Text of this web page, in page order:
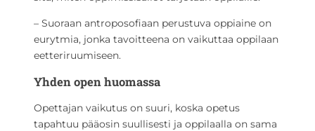
– Suoraan antroposofiaan perustuva oppiaine on
eurytmia, jonka tavoitteena on vaikuttaa oppilaan
eetteriruumiseen.
Yhden open huomassa
Opettajan vaikutus on suuri, koska opetus
tapahtuu pääosin suullisesti ja oppilaalla on sama